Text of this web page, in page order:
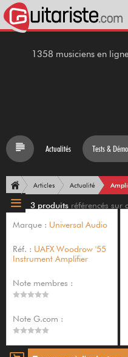
1358 musiciens en
Actualités Tests &
Articles Actualité Ampli
3 produits référencés sur
Marque : Universal Audio
Réf. : UAFX Woodrow '55
Instrument Amplifier
Note membres :
Note G.com :